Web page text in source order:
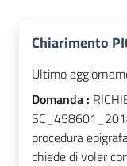
Chiarimento
Ultimo
Domanda :
procedura
chiede di voler